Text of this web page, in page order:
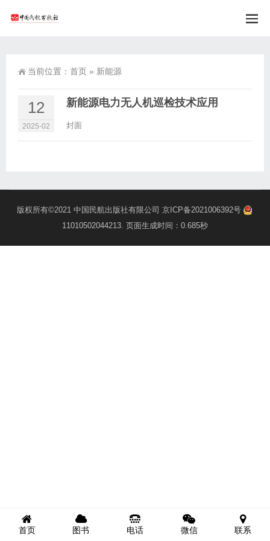
当前位置： 首页 » 新能源
12
2025-02
新能源电力无人机巡检技术应用
封面
版权所有©2021 中国民航出版社有限公司 京ICP备2021006392号
11010502044213. 页面生成时间：0.685秒
首页 图书 电话 微信 联系